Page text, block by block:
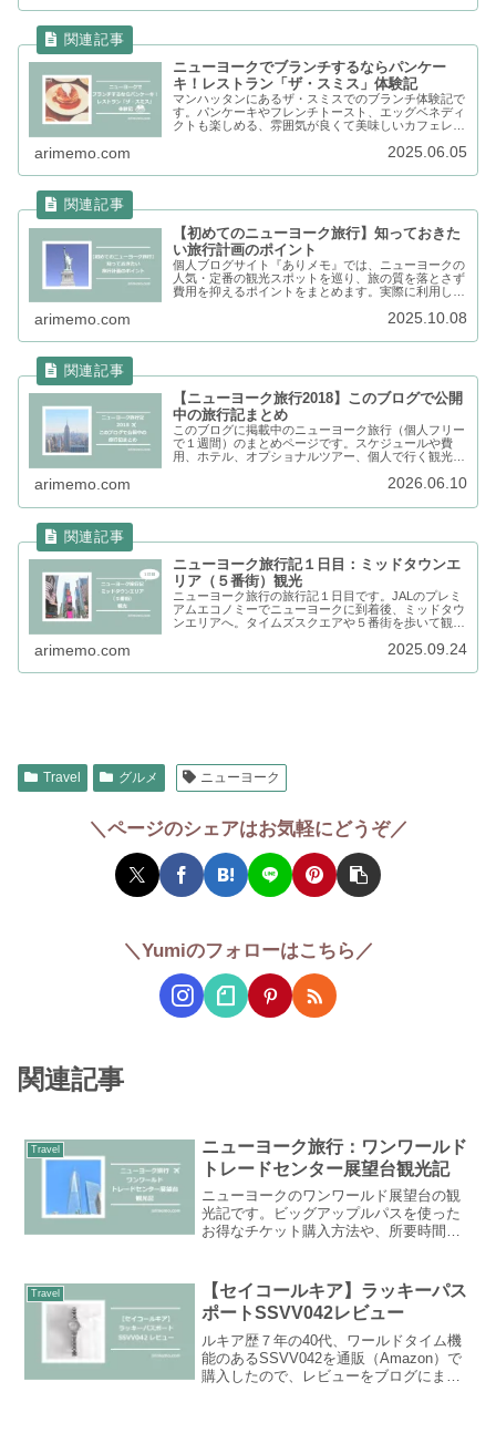
ニューヨークでブランチするならパンケー
キ！レストラン「ザ・スミス」体験記
マンハッタンにあるザ・スミスでのブランチ体験記で
す。パンケーキやフレンチトースト、エッグベネディ
クトも楽しめる、雰囲気が良くて美味しいカフェレス
arimemo.com 2025.06.05
【初めてのニューヨーク旅行】知っておきた
い旅行計画のポイント
個人ブログサイト『ありメモ』では、ニューヨークの
人気・定番の観光スポットを巡り、旅の質を落とさず
費用を抑えるポイントをまとめます。実際に利用した
arimemo.com 2025.10.08
【ニューヨーク旅行2018】このブログで公開
中の旅行記まとめ
このブログに掲載中のニューヨーク旅行（個人フリー
で１週間）のまとめページです。スケジュールや費
用、ホテル、オプショナルツアー、個人で行く観光、
arimemo.com 2026.06.10
ニューヨーク旅行記１日目：ミッドタウンエ
リア（５番街）観光
ニューヨーク旅行の旅行記１日目です。JALのプレミ
アムエコノミーでニューヨークに到着後、ミッドタウ
ンエリアへ。タイムズスクエアや５番街を歩いて観光
arimemo.com 2025.09.24
Travel グルメ ニューヨーク
＼ページのシェアはお気軽にどうぞ／
＼Yumiのフォローはこちら／
関連記事
Travel
ニューヨーク旅行：ワンワールド
トレードセンター展望台観光記
ニューヨークのワンワールド展望台の観
光記です。ビッグアップルパスを使った
お得なチケット購入方法や、所要時間、
方は参考にどうぞ。
Travel
【セイコールキア】ラッキーパス
ポートSSVV042レビュー
ルキア歴７年の40代、ワールドタイム機
能のあるSSVV042を通販（Amazon）で
購入したので、レビューをブログにまと